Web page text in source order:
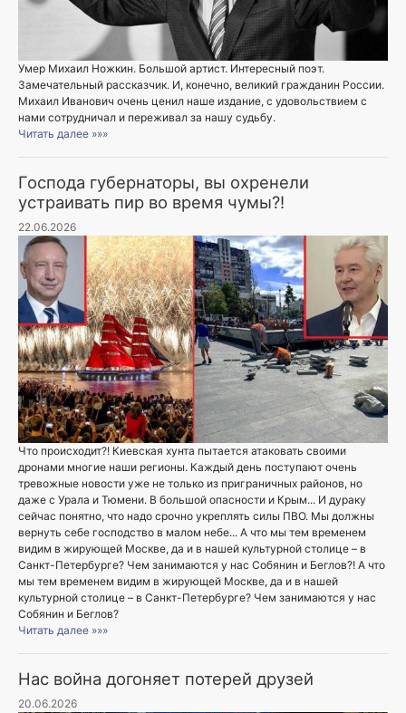
Умер Михаил Ножкин. Большой артист. Интересный поэт.
Замечательный рассказчик. И, конечно, великий гражданин России.
Михаил Иванович очень ценил наше издание, с удовольствием с
нами сотрудничал и переживал за нашу судьбу.
Читать далее »»»
Господа губернаторы, вы охренели
устраивать пир во время чумы?!
22.06.2026
Что происходит?! Киевская хунта пытается атаковать своими
дронами многие наши регионы. Каждый день поступают очень
тревожные новости уже не только из приграничных районов, но
даже с Урала и Тюмени. В большой опасности и Крым... И дураку
сейчас понятно, что надо срочно укреплять силы ПВО. Мы должны
вернуть себе господство в малом небе... А что мы тем временем
видим в жирующей Москве, да и в нашей культурной столице – в
Санкт-Петербурге? Чем занимаются у нас Собянин и Беглов?! А что
мы тем временем видим в жирующей Москве, да и в нашей
культурной столице – в Санкт-Петербурге? Чем занимаются у нас
Собянин и Беглов?
Читать далее »»»
Нас война догоняет потерей друзей
20.06.2026